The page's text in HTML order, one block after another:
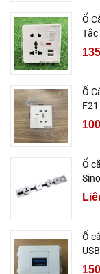
Ổ
Tắc
Ổ
Ổ
Ổ
USB